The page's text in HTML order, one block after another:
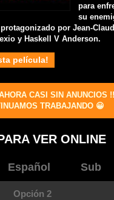
para
su
por Jean-
y Haskell V Anderson.
película!
CASI SIN ANUNCIOS
TRABAJANDO 😀
VER ONLINE
Español Sub
Opción 2